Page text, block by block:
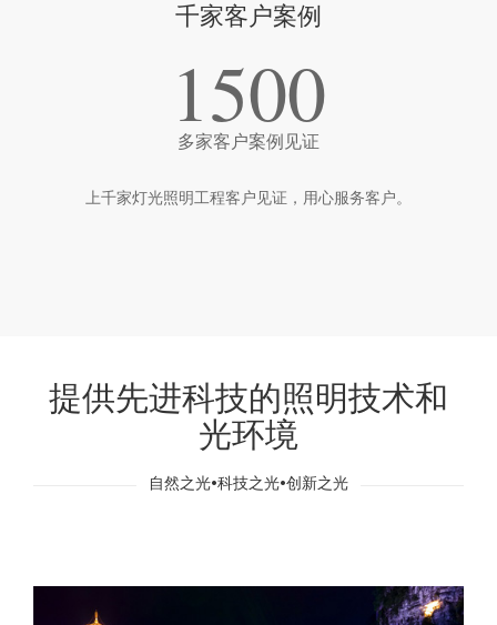
千家客户案例
1500
多家客户案例见证
上千家灯光照明工程客户见证，用心服务客户。
提供先进科技的照明技术和
光环境
自然之光•科技之光•创新之光